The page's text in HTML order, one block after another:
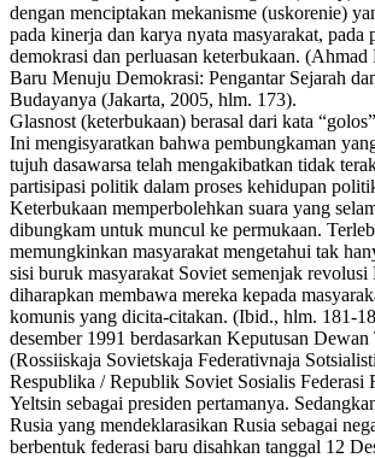
dengan menciptakan mekanisme (uskorenie)
pada kinerja dan karya nyata masyarakat, pada
demokrasi dan perluasan keterbukaan.
Baru Menuju Demokrasi: Pengantar Sejarah
Budayanya (Jakarta, 2005, hlm. 173).
Glasnost (keterbukaan) berasal dari kata
Ini mengisyaratkan bahwa pembungkaman
tujuh dasawarsa telah mengakibatkan tidak
partisipasi politik dalam proses kehidupan
Keterbukaan memperbolehkan suara yang
dibungkam untuk muncul ke permukaan.
memungkinkan masyarakat mengetahui tak
sisi buruk masyarakat Soviet semenjak
diharapkan membawa mereka kepada
komunis yang dicita-citakan. (Ibid., hlm. 181-
desember 1991 berdasarkan Keputusan
(Rossiiskaja Sovietskaja Federativnaja
Respublika / Republik Soviet Sosialis Federasi
Yeltsin sebagai presiden pertamanya.
Rusia yang mendeklarasikan Rusia sebagai
berbentuk federasi baru disahkan tanggal 12